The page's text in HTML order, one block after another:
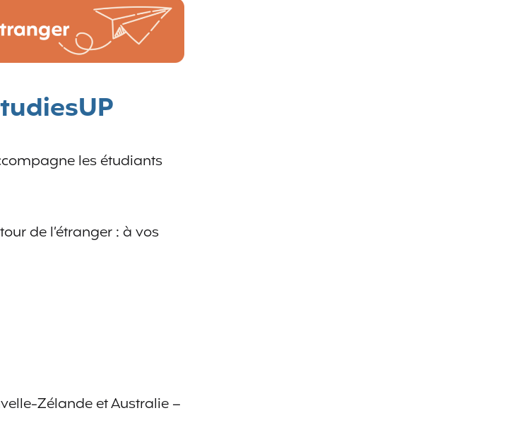
les étudiants
de l’étranger : à vos
Zélande et Australie –